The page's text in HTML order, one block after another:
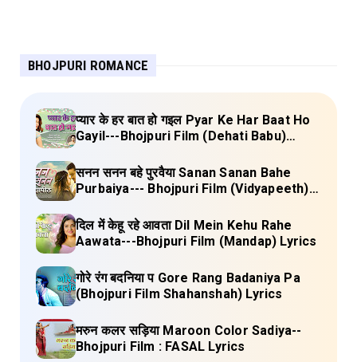
BHOJPURI ROMANCE
प्यार के हर बात हो गइल Pyar Ke Har Baat Ho
Gayil---Bhojpuri Film (Dehati Babu)
सनन सनन बहे पुरवैया Sanan Sanan Bahe
Purbaiya--- Bhojpuri Film (Vidyapeeth)
दिल में केहू रहे आवता Dil Mein Kehu Rahe
Aawata---Bhojpuri Film (Mandap) Lyrics
गोरे रंग बदनिया प Gore Rang Badaniya Pa
(Bhojpuri Film Shahanshah) Lyrics
मरुन कलर सड़िया Maroon Color Sadiya--
Bhojpuri Film : FASAL Lyrics